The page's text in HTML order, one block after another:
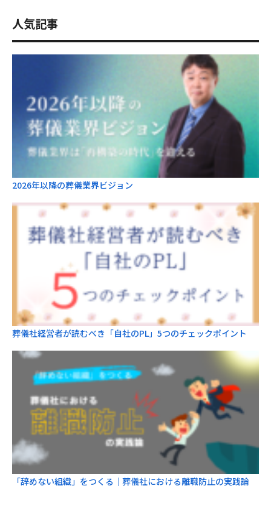
人気記事
2026年以降の葬儀業界ビジョン
葬儀社経営者が読むべき「自社のPL」5つのチェックポイント
「辞めない組織」をつくる｜葬儀社における離職防止の実践論